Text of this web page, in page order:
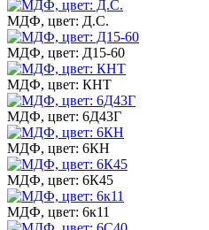
МДФ, цвет: Д.С.
МДФ, цвет: Д15-60
МДФ, цвет: КНТ
МДФ, цвет: 6Д43Г
МДФ, цвет: 6КН
МДФ, цвет: 6К45
МДФ, цвет: 6к11